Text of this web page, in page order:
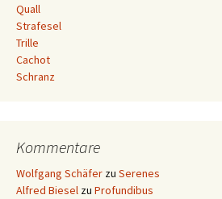
Quall
Strafesel
Trille
Cachot
Schranz
Kommentare
Wolfgang Schäfer zu Serenes
Alfred Biesel zu Profundibus